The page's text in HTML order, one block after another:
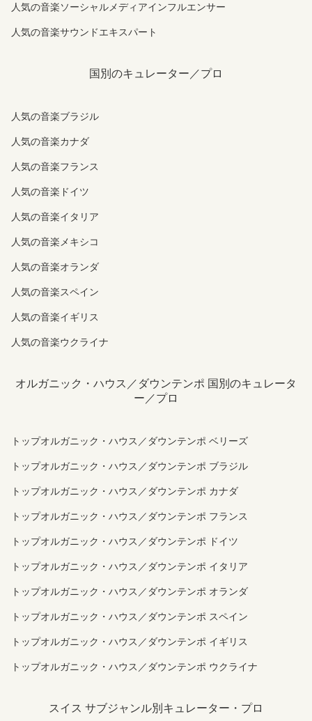
人気の音楽ソーシャルメディアインフルエンサー
人気の音楽サウンドエキスパート
国別のキュレーター／プロ
人気の音楽ブラジル
人気の音楽カナダ
人気の音楽フランス
人気の音楽ドイツ
人気の音楽イタリア
人気の音楽メキシコ
人気の音楽オランダ
人気の音楽スペイン
人気の音楽イギリス
人気の音楽ウクライナ
オルガニック・ハウス／ダウンテンポ 国別のキュレータ
ー／プロ
トップオルガニック・ハウス／ダウンテンポ ベリーズ
トップオルガニック・ハウス／ダウンテンポ ブラジル
トップオルガニック・ハウス／ダウンテンポ カナダ
トップオルガニック・ハウス／ダウンテンポ フランス
トップオルガニック・ハウス／ダウンテンポ ドイツ
トップオルガニック・ハウス／ダウンテンポ イタリア
トップオルガニック・ハウス／ダウンテンポ オランダ
トップオルガニック・ハウス／ダウンテンポ スペイン
トップオルガニック・ハウス／ダウンテンポ イギリス
トップオルガニック・ハウス／ダウンテンポ ウクライナ
スイス サブジャンル別キュレーター・プロ